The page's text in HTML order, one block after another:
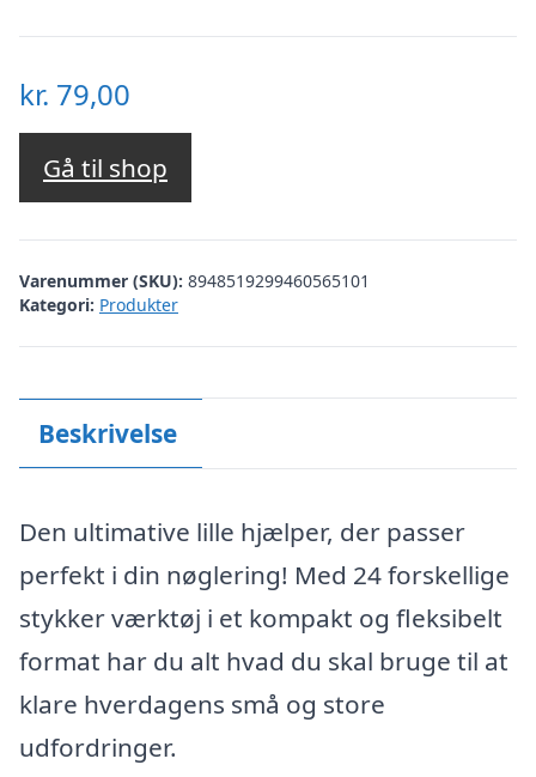
kr. 79,00
Gå til shop
Varenummer (SKU): 8948519299460565101
Kategori: Produkter
Beskrivelse
Den ultimative lille hjælper, der passer
perfekt i din nøglering! Med 24 forskellige
stykker værktøj i et kompakt og fleksibelt
format har du alt hvad du skal bruge til at
klare hverdagens små og store
udfordringer.